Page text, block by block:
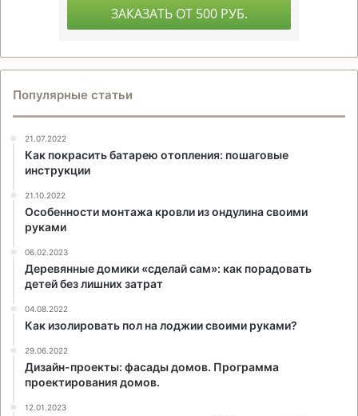
Популярные статьи
21.07.2022
Как покрасить батарею отопления: пошаговые
инструкции
21.10.2022
Особенности монтажа кровли из ондулина своими
руками
06.02.2023
Деревянные домики «сделай сам»: как порадовать
детей без лишних затрат
04.08.2022
Как изолировать пол на лоджии своими руками?
29.06.2022
Дизайн-проекты: фасады домов. Программа
проектирования домов.
12.01.2023